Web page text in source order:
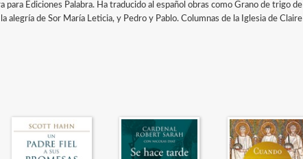
para Ediciones Palabra. Ha traducido al español obras como Grano de trigo de
alegría de Sor María Leticia, y Pedro y Pablo. Columnas de la Iglesia de Claire